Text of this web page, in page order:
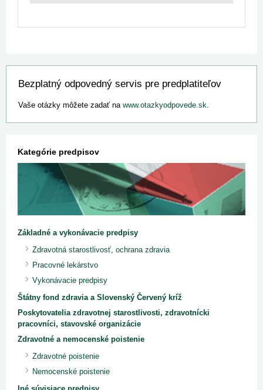
Bezplatný odpovedný servis pre predplatiteľov
Vaše otázky môžete zadať na www.otazkyodpovede.sk.
Kategórie predpisov
Základné a vykonávacie predpisy
Zdravotná starostlivosť, ochrana zdravia
Pracovné lekárstvo
Vykonávacie predpisy
Štátny fond zdravia a Slovenský Červený kríž
Poskytovatelia zdravotnej starostlivosti, zdravotnícki
pracovníci, stavovské organizácie
Zdravotné a nemocenské poistenie
Zdravotné poistenie
Nemocenské poistenie